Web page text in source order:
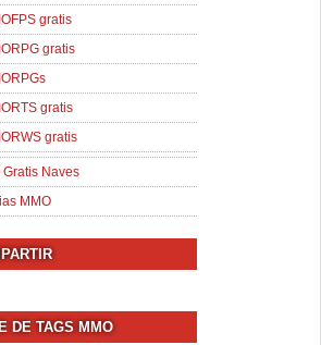
gratis
gratis
gratis
gratis
Gratis Naves
MMO
DE TAGS MMO